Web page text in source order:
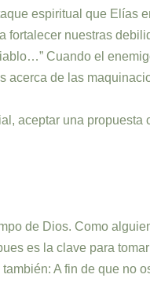
espiritual que Elías
fortalecer nuestras
Cuando el
acerca de las
aceptar una
de Dios. Como
es la clave para
A fin de que no